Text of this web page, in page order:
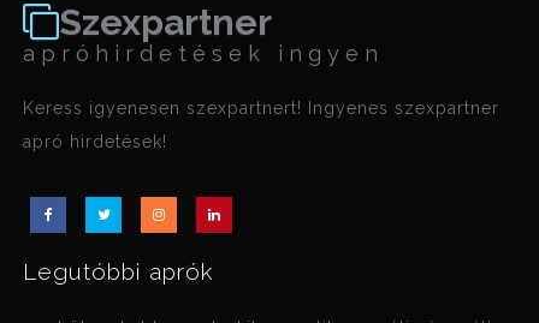
Szexpartner
apróhirdetések ingyen
Keress igyenesen szexpartnert! Ingyenes szexpartner
apró hirdetések!
Legutóbbi aprók